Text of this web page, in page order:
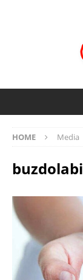
HOME Media
buzdolabi